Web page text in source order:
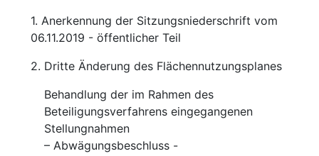
1. Anerkennung der Sitzungsniederschrift vom
06.11.2019 - öffentlicher Teil
2. Dritte Änderung des Flächennutzungsplanes
Behandlung der im Rahmen des
Beteiligungsverfahrens eingegangenen
Stellungnahmen
– Abwägungsbeschluss -